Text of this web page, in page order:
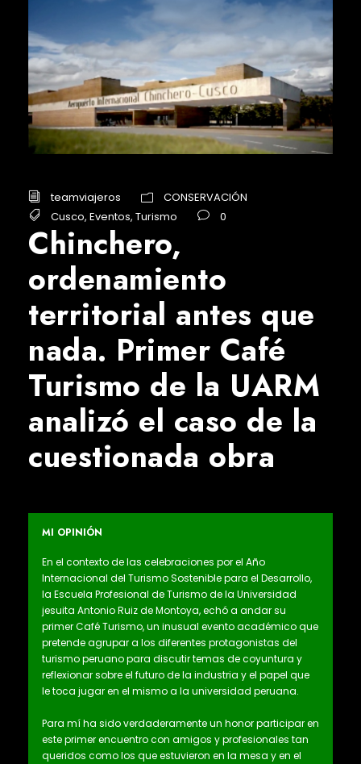
teamviajeros
CONSERVACIÓN
Cusco, Eventos, Turismo 0
Chinchero,
ordenamiento
territorial antes que
nada. Primer Café
Turismo de la UARM
analizó el caso de la
cuestionada obra
MI OPINIÓN
En el contexto de las celebraciones por el Año
Internacional del Turismo Sostenible para el Desarrollo,
la Escuela Profesional de Turismo de la Universidad
jesuita Antonio Ruiz de Montoya, echó a andar su
primer Café Turismo, un inusual evento académico que
pretende agrupar a los diferentes protagonistas del
turismo peruano para discutir temas de coyuntura y
reflexionar sobre el futuro de la industria y el papel que
le toca jugar en el mismo a la universidad peruana.
Para mí ha sido verdaderamente un honor participar en
este primer encuentro con amigos y profesionales tan
queridos como los que estuvieron en la mesa y en el